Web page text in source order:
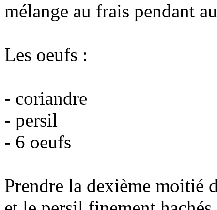
mélange au frais pendant
Les oeufs :
- coriandre
- persil
- 6 oeufs
Prendre la dexième moitié